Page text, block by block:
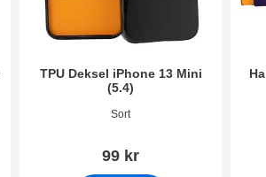
TPU Deksel iPhone 13 Mini
(5.4)
Varenummer 41918
Sort
99 kr